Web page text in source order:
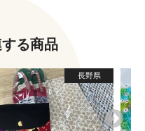
する商品
長野県